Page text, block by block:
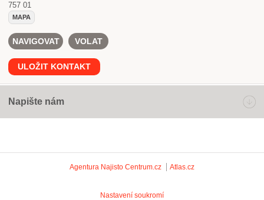
757 01
MAPA
NAVIGOVAT VOLAT
ULOŽIT KONTAKT
Napište nám
Agentura Najisto Centrum.cz Atlas.cz
Nastavení soukromí